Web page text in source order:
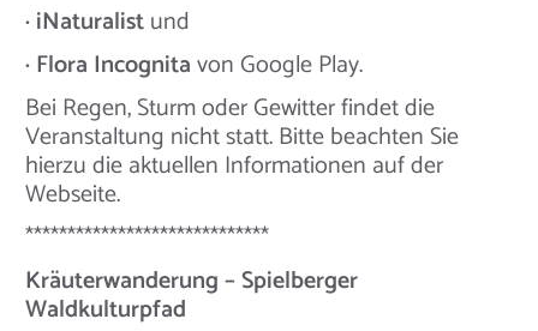
· iNaturalistund
· Flora Incognitavon Google Play.
Bei Regen, Sturm oder Gewitter findet die
Veranstaltung nicht statt. Bitte beachten Sie
hierzu die aktuellen Informationen auf der
Webseite.
*****************************
Kräuterwanderung – Spielberger
Waldkulturpfad